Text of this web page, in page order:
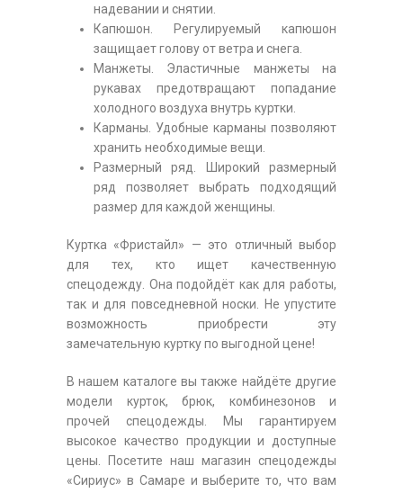
надевании и снятии.
Капюшон. Регулируемый капюшон
защищает голову от ветра и снега.
Манжеты. Эластичные манжеты на
рукавах предотвращают попадание
холодного воздуха внутрь куртки.
Карманы. Удобные карманы позволяют
хранить необходимые вещи.
Размерный ряд. Широкий размерный
ряд позволяет выбрать подходящий
размер для каждой женщины.
Куртка «Фристайл» — это отличный выбор
для тех, кто ищет качественную
спецодежду. Она подойдёт как для работы,
так и для повседневной носки. Не упустите
возможность приобрести эту
замечательную куртку по выгодной цене!
В нашем каталоге вы также найдёте другие
модели курток, брюк, комбинезонов и
прочей спецодежды. Мы гарантируем
высокое качество продукции и доступные
цены. Посетите наш магазин спецодежды
«Сириус» в Самаре и выберите то, что вам